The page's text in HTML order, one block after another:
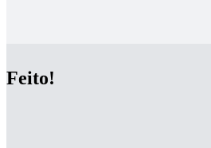
Feito!